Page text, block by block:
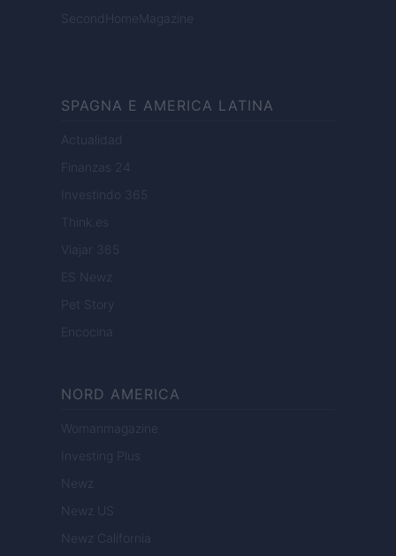
SecondHomeMagazine
SPAGNA E AMERICA LATINA
Actualidad
Finanzas 24
Investindo 365
Think.es
Viajar 365
ES Newz
Pet Story
Encocina
NORD AMERICA
Womanmagazine
Investing Plus
Newz
Newz US
Newz California